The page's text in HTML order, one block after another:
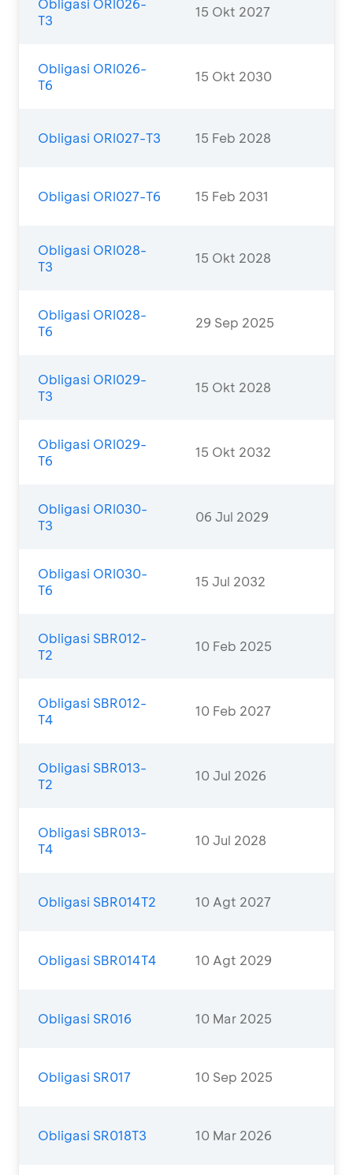
Obligasi ORI026-
T3
15 Okt 2027
Obligasi ORI026-
T6
15 Okt 2030
Obligasi ORI027-T3 15 Feb 2028
Obligasi ORI027-T6 15 Feb 2031
Obligasi ORI028-
T3
15 Okt 2028
Obligasi ORI028-
T6
29 Sep 2025
Obligasi ORI029-
T3
15 Okt 2028
Obligasi ORI029-
T6
15 Okt 2032
Obligasi ORI030-
T3
06 Jul 2029
Obligasi ORI030-
T6
15 Jul 2032
Obligasi SBR012-
T2
10 Feb 2025
Obligasi SBR012-
T4
10 Feb 2027
Obligasi SBR013-
T2
10 Jul 2026
Obligasi SBR013-
T4
10 Jul 2028
Obligasi SBR014T2 10 Agt 2027
Obligasi SBR014T4 10 Agt 2029
Obligasi SR016 10 Mar 2025
Obligasi SR017 10 Sep 2025
Obligasi SR018T3 10 Mar 2026